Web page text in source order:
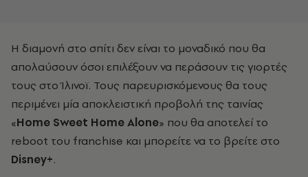
Η διαμονή στο σπίτι δεν είναι το μοναδικό που θα
απολαύσουν όσοι επιλέξουν να περάσουν τις γιορτές
τους στο Ίλινοϊ. Τους παρευρισκόμενους θα τους
περιμένει μία αποκλειστική προβολή της ταινίας
«Home Sweet Home Alone» που θα αποτελεί το
reboot του franchise και μπορείτε να το βρείτε στο
Disney+.